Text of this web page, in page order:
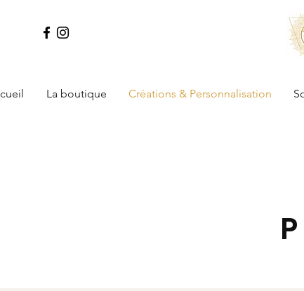
La boutique Créations & Personnalisation